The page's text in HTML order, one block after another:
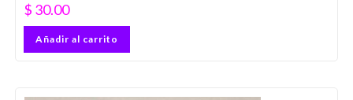
$ 30.00
Añadir al carrito